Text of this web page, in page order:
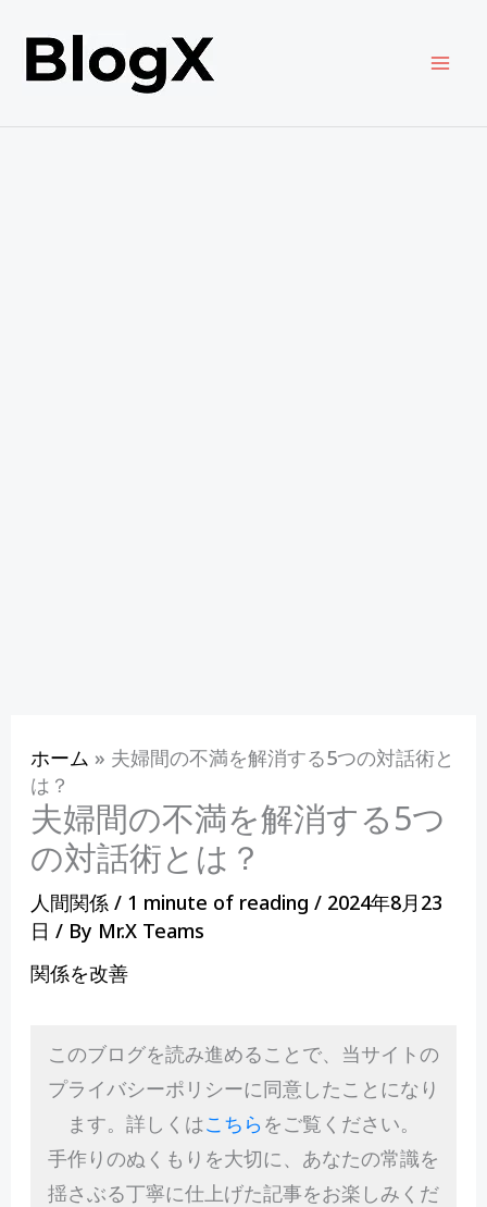
ス
ホーム » 夫婦間の不満を解消する5つの対話術と
は？
夫婦間の不満を解消する5つ
の対話術とは？
人間関係/ 1 minute of reading / 2024年8月23
日 / By Mr.X Teams
関係を改善
このブログを読み進めることで、当サイトの
プライバシーポリシーに同意したことになり
ます。詳しくはこちら をご覧ください。
手作りのぬくもりを大切に、あなたの常識を
揺さぶる丁寧に仕上げた記事をお楽しみくだ